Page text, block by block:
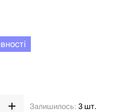
Залишилось: 3 шт.